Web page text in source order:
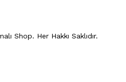
Shop. Her Hakkı Saklıdır.